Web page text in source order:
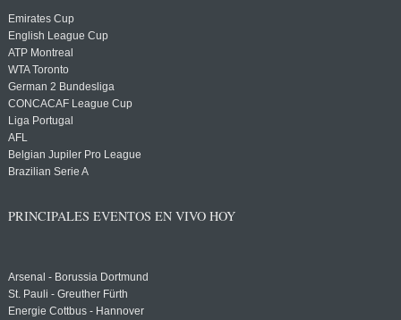
Emirates Cup
English League Cup
ATP Montreal
WTA Toronto
German 2 Bundesliga
CONCACAF League Cup
Liga Portugal
AFL
Belgian Jupiler Pro League
Brazilian Serie A
PRINCIPALES EVENTOS EN VIVO HOY
Arsenal - Borussia Dortmund
St. Pauli - Greuther Fürth
Energie Cottbus - Hannover